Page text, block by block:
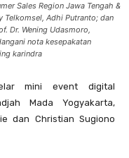
Sales Region Jawa Tengah &
Telkomsel, Adhi Putranto; dan
Dr. Wening Udasmoro,
nota kesepakatan
karindra
mini event digital
Mada Yogyakarta,
dan Christian Sugiono